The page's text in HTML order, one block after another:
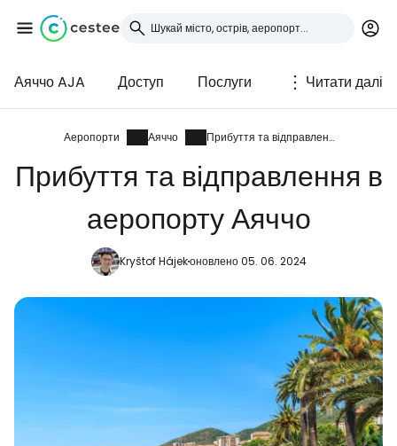
Аяччо AJA Доступ Послуги Читати далі
Аеропорти Аяччо Прибуття та відправлення
Прибуття та відправлення в
аеропорту Аяччо
Kryštof Hájekоновлено 05. 06. 2024
Увійдіть до Cestee
... світова туристична спільнота
Продовжуйте з Google
Продовжуйте у Facebook
Продовжити з email